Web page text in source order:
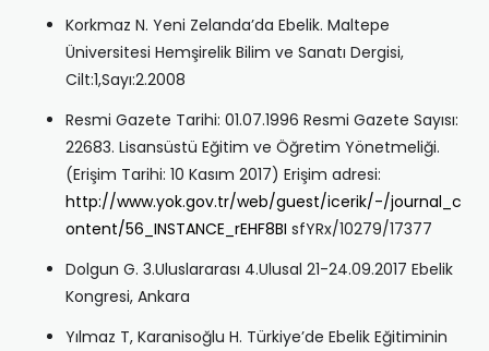
Korkmaz N. Yeni Zelanda’da Ebelik. Maltepe
Üniversitesi Hemşirelik Bilim ve Sanatı Dergisi,
Cilt:1,Sayı:2.2008
Resmi Gazete Tarihi: 01.07.1996 Resmi Gazete Sayısı:
22683. Lisansüstü Eğitim ve Öğretim Yönetmeliği.
(Erişim Tarihi: 10 Kasım 2017) Erişim adresi:
http://www.yok.gov.tr/web/guest/icerik/-/journal_c
ontent/56_INSTANCE_rEHF8BI sfYRx/10279/17377
Dolgun G. 3.Uluslararası 4.Ulusal 21-24.09.2017 Ebelik
Kongresi, Ankara
Yılmaz T, Karanisoğlu H. Türkiye’de Ebelik Eğitiminin